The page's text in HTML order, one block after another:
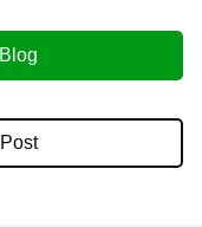
Blog
Post